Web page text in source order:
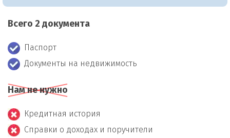
Всего 2 документа
Паспорт
Документы на недвижимость
Нам не нужно
Кредитная история
Справки о доходах и поручители